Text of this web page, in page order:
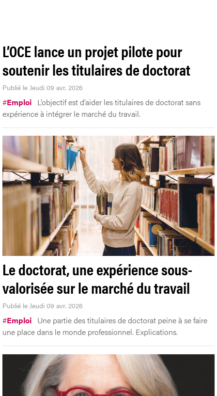
L’OCE lance un projet pilote pour
soutenir les titulaires de doctorat
Publié le Jeudi 09 avr. 2026
#Emploi L’objectif est d’aider les titulaires de doctorat sans
expérience à intégrer le marché du travail.
Le doctorat, une expérience sous-
valorisée sur le marché du travail
Publié le Jeudi 09 avr. 2026
#Emploi Une partie des titulaires de doctorat peine à se faire
une place dans le monde professionnel. Explications.